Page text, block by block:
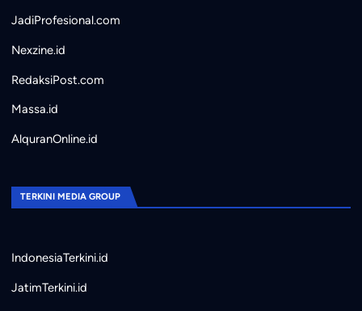
JadiProfesional.com
Nexzine.id
RedaksiPost.com
Massa.id
AlquranOnline.id
TERKINI MEDIA GROUP
IndonesiaTerkini.id
JatimTerkini.id